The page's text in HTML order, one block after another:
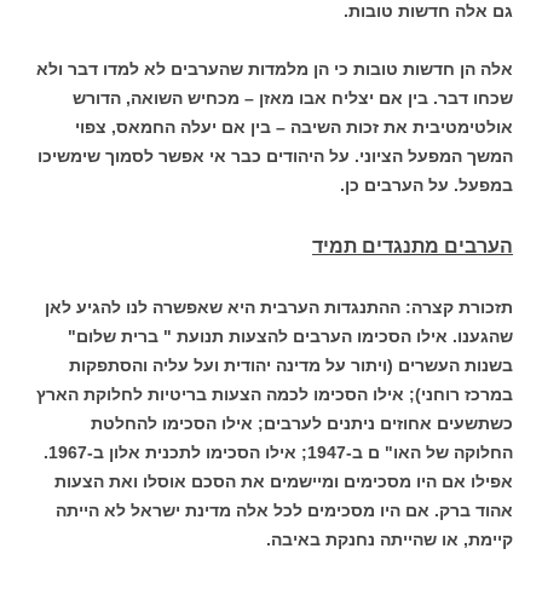
גם אלה חדשות טובות.
אלה הן חדשות טובות כי הן מלמדות שהערבים לא למדו דבר ולא
שכחו דבר. בין אם יצליח אבו מאזן – מכחיש השואה, הדורש
אולטימטיבית את זכות השיבה – בין אם יעלה החמאס, צפוי
המשך המפעל הציוני. על היהודים כבר אי אפשר לסמוך שימשיכו
במפעל. על הערבים כן.
הערבים מתנגדים תמיד
תזכורת קצרה: ההתנגדות הערבית היא שאפשרה לנו להגיע לאן
שהגענו. אילו הסכימו הערבים להצעות תנועת " ברית שלום"
בשנות העשרים (ויתור על מדינה יהודית ועל עליה והסתפקות
במרכז רוחני); אילו הסכימו לכמה הצעות בריטיות לחלוקת הארץ
כשתשעים אחוזים ניתנים לערבים; אילו הסכימו להחלטת
החלוקה של האו" ם ב-1947; אילו הסכימו לתכנית אלון ב-1967.
אפילו אם היו מסכימים ומיישמים את הסכם אוסלו ואת הצעות
אהוד ברק. אם היו מסכימים לכל אלה מדינת ישראל לא הייתה
קיימת, או שהייתה נחנקת באיבה.